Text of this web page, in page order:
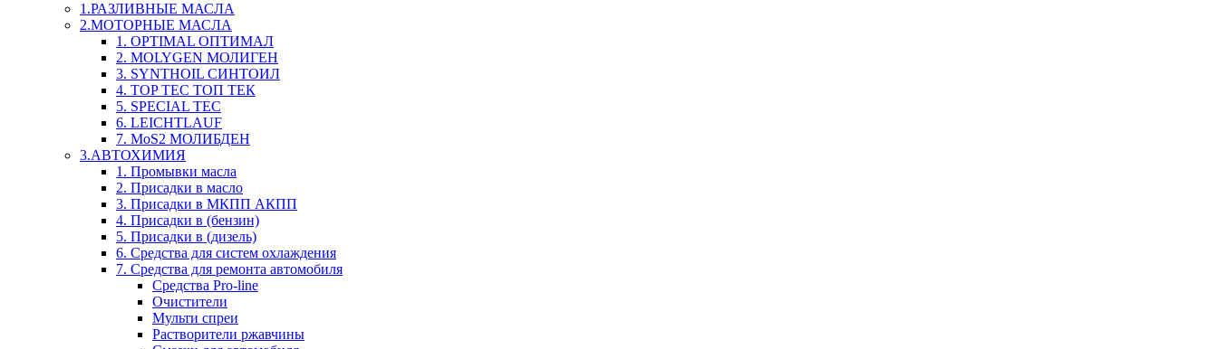
1.РАЗЛИВНЫЕ МАСЛА
2.МОТОРНЫЕ МАСЛА
1. OPTIMAL ОПТИМАЛ
2. MOLYGEN МОЛИГЕН
3. SYNTHOIL СИНТОИЛ
4. TOP TEC ТОП ТЕК
5. SPECIAL TEC
6. LEICHTLAUF
7. MoS2 МОЛИБДЕН
3.АВТОХИМИЯ
1. Промывки масла
2. Присадки в масло
3. Присадки в МКПП АКПП
4. Присадки в (бензин)
5. Присадки в (дизель)
6. Средства для систем охлаждения
7. Средства для ремонта автомобиля
Средства Pro-line
Очистители
Мульти спреи
Растворители ржавчины